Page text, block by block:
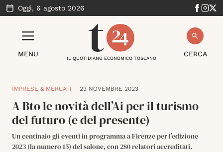
Oggi, 6 agosto 2026
MENU CERCA
IL QUOTIDIANO ECONOMICO TOSCANO
IMPRESE & MERCATI 23 NOVEMBRE 2023
A Bto le novità dell’Ai per il turismo
del futuro (e del presente)
Un centinaio gli eventi in programma a Firenze per l’edizione
2023 (la numero 15) del salone, con 280 relatori accreditati.